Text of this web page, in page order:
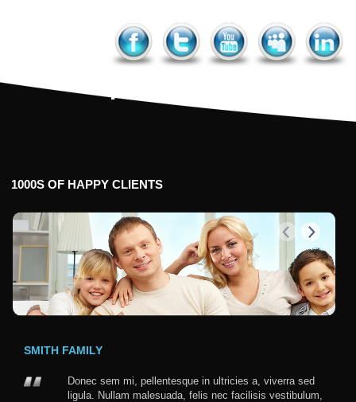
Facebook
1000S OF HAPPY CLIENTS
SMITH FAMILY
Donec sem mi, pellentesque in ultricies a, viverra sed
ligula. Nullam malesuada, felis nec facilisis vestibulum,